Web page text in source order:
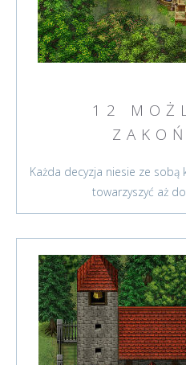
12
Każda decyzja niesie ze
towarzyszyć aż